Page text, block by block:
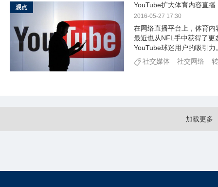
YouTube扩大体育内容直
2016-05-27 17:30
在网络直播平台上，体育
最近也从NFL手中获得了
YouTube球迷用户的吸引力
社交媒体
社交网络
观点
加载更多